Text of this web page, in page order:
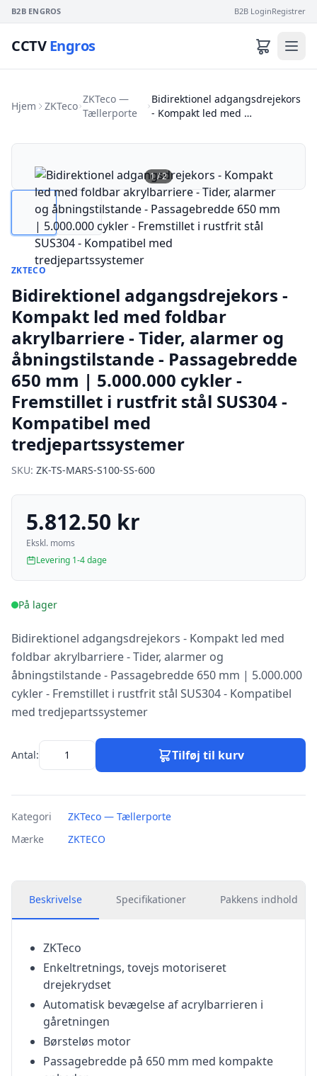
B2B ENGROS B2B LoginRegistrer
CCTVEngros
Hjem ZKTeco
ZKTeco —
Tællerporte
Bidirektionel adgangsdrejekors
- Kompakt led med …
1/2
ZKTECO
Bidirektionel adgangsdrejekors -
Kompakt led med foldbar
akrylbarriere - Tider, alarmer og
åbningstilstande - Passagebredde
650 mm | 5.000.000 cykler -
Fremstillet i rustfrit stål SUS304 -
Kompatibel med
tredjepartssystemer
SKU: ZK-TS-MARS-S100-SS-600
5.812.50 kr
Ekskl. moms
Levering 1-4 dage
På lager
Bidirektionel adgangsdrejekors - Kompakt led med
foldbar akrylbarriere - Tider, alarmer og
åbningstilstande - Passagebredde 650 mm | 5.000.000
cykler - Fremstillet i rustfrit stål SUS304 - Kompatibel
med tredjepartssystemer
Antal: Tilføj til kurv
Kategori
ZKTeco — Tællerporte
Mærke
ZKTECO
Beskrivelse Specifikationer Pakkens indhold
ZKTeco
Enkeltretnings, tovejs motoriseret
drejekrydset
Automatisk bevægelse af acrylbarrieren i
gåretningen
Børsteløs motor
Passagebredde på 650 mm med kompakte